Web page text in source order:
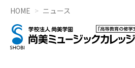
HOME ニュース